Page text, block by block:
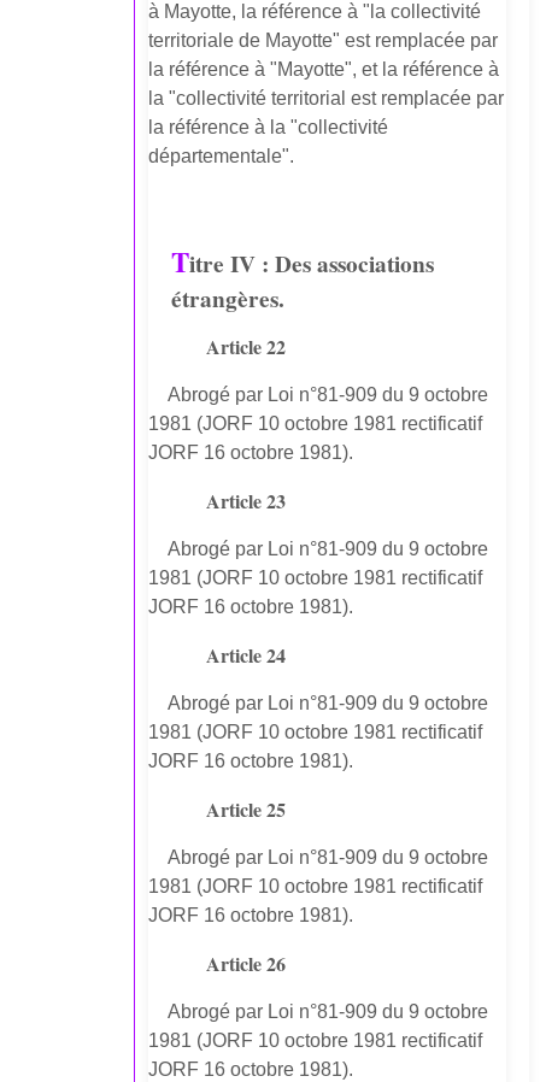
à Mayotte, la référence à "la collectivité
territoriale de Mayotte" est remplacée par
la référence à "Mayotte", et la référence à
la "collectivité territorial est remplacée par
la référence à la "collectivité
départementale".
Titre IV : Des associations
étrangères.
Article 22
Abrogé par Loi n°81-909 du 9 octobre
1981 (JORF 10 octobre 1981 rectificatif
JORF 16 octobre 1981).
Article 23
Abrogé par Loi n°81-909 du 9 octobre
1981 (JORF 10 octobre 1981 rectificatif
JORF 16 octobre 1981).
Article 24
Abrogé par Loi n°81-909 du 9 octobre
1981 (JORF 10 octobre 1981 rectificatif
JORF 16 octobre 1981).
Article 25
Abrogé par Loi n°81-909 du 9 octobre
1981 (JORF 10 octobre 1981 rectificatif
JORF 16 octobre 1981).
Article 26
Abrogé par Loi n°81-909 du 9 octobre
1981 (JORF 10 octobre 1981 rectificatif
JORF 16 octobre 1981).